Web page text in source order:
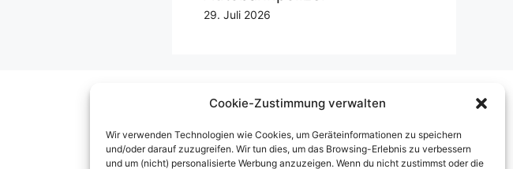
Cookie-Zustimmung verwalten
Wir verwenden Technologien wie Cookies, um Geräteinformationen zu speichern
und/oder darauf zuzugreifen. Wir tun dies, um das Browsing-Erlebnis zu verbessern
und um (nicht) personalisierte Werbung anzuzeigen. Wenn du nicht zustimmst oder die
29. Juli 2026
Über uns
Impressum